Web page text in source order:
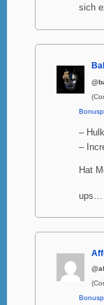
sich
–
–
Hat
ups…